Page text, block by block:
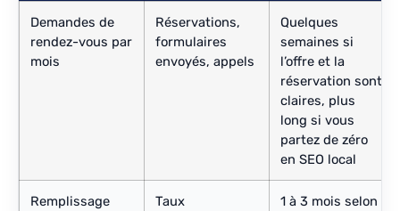
Demandes de
rendez-vous par
mois
Réservations,
formulaires
envoyés, appels
Quelques
semaines si
l’offre et la
réservation sont
claires, plus
long si vous
partez de zéro
en SEO local
Remplissage
Taux
1 à 3 mois selon